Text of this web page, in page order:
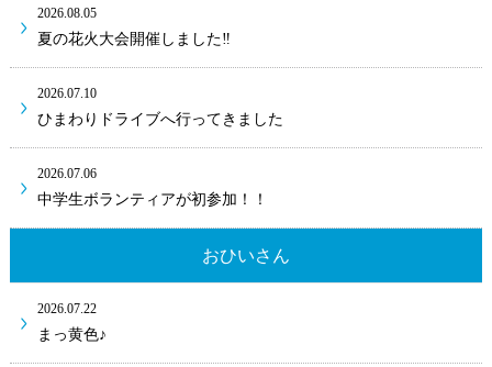
2026.08.05
夏の花火大会開催しました‼
2026.07.10
ひまわりドライブへ行ってきました
2026.07.06
中学生ボランティアが初参加！！
おひいさん
2026.07.22
まっ黄色♪